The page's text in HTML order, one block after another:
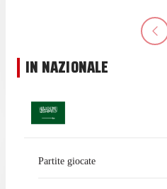
IN NAZIONALE
Partite giocate